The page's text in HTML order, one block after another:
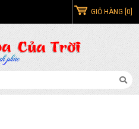
GIỎ HÀNG [0]